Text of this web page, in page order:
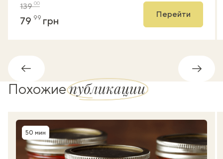
13900
79 99 грн
Перейти
Обратно
Похожиепубликации
Время приготовления
50 мин